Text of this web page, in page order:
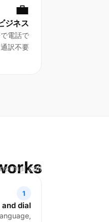
💼
ジネス
電話で
訳不要。
call.
1
and dial